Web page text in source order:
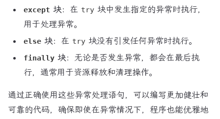
except 块：在 try 块中发生指定的异常时执行，
用于处理异常。
else 块：在 try 块没有引发任何异常时执行。
finally 块：无论是否发生异常，都会在最后执
行，通常用于资源释放和清理操作。
通过正确使用这些异常处理语句，可以编写更加健壮和
可靠的代码，确保即使在异常情况下，程序也能优雅地